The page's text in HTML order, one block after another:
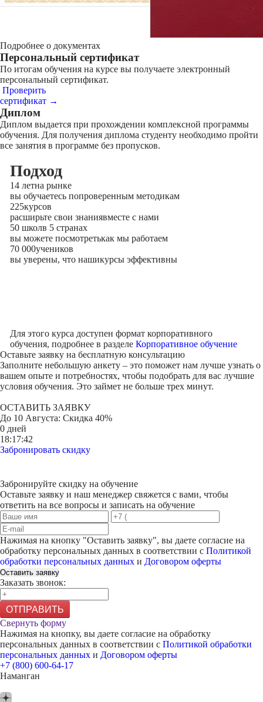
Подробнее о документах
Персональный сертификат
По итогам обучения на курсе вы получаете электронный
персональный сертификат.
Проверить
сертификат →
Диплом
Диплом выдается при прохождении комплексной программы
обучения. Для получения диплома студенту необходимо пройти
все занятия в программе без пропусков.
Подход
14 летна рынке
вы обучаетесь попроверенным методикам
225курсов
расширьте свои знаниявместе с нами
50 школв 5 странах
вы можете посмотретькак мы работаем
70 000учеников
вы уверены, что нашикурсы эффективны
Для этого курса доступен формат корпоративного
обучения, подробнее в разделе Корпоративное обучение
Оставьте заявку на бесплатную консультацию
Заполните небольшую анкету – это поможет нам лучше узнать о
вашем опыте и потребностях, чтобы подобрать для вас лучшие
условия обучения. Это займет не больше трех минут.
ОСТАВИТЬ ЗАЯВКУ
До 10 Августа: Скидка 40%
0 дней
18:17:42
Забронировать скидку
Забронируйте скидку на обучение
Оставьте заявку и наш менеджер свяжется с вами, чтобы
ответить на все вопросы и записать на обучение
Нажимая на кнопку "Оставить заявку", вы даете согласие на
обработку персональных данных в соответствии с Политикой
обработки персональных данных и Договором оферты
Оставить заявку
Заказать звонок:
ОТПРАВИТЬ
Свернуть форму
Нажимая на кнопку, вы даете согласие на обработку
персональных данных в соответствии с Политикой обработки
персональных данных и Договором оферты
+7 (800) 600-64-17
Наманган